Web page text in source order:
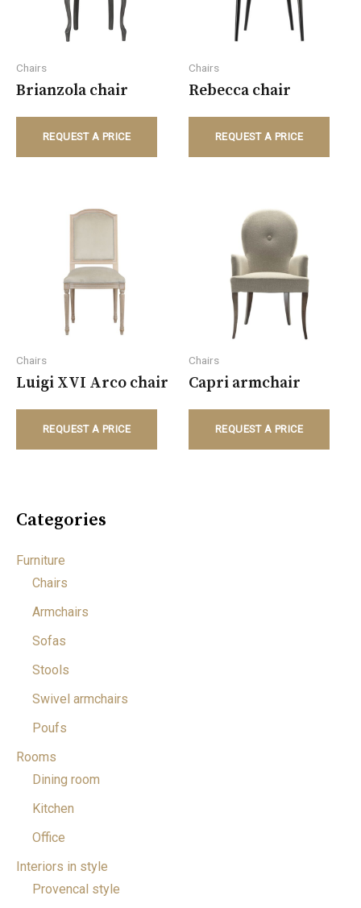
Chairs
Brianzola chair
REQUEST A PRICE
Chairs
Rebecca chair
REQUEST A PRICE
Chairs
Luigi XVI Arco chair
REQUEST A PRICE
Chairs
Capri armchair
REQUEST A PRICE
Categories
Furniture
Chairs
Armchairs
Sofas
Stools
Swivel armchairs
Poufs
Rooms
Dining room
Kitchen
Office
Interiors in style
Provencal style